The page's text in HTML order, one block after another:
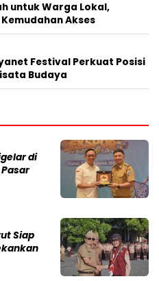
untuk Warga Lokal,
Akses
Festival Perkuat Posisi
Budaya
di
Siap